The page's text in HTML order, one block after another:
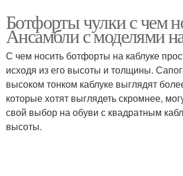
Ботфорты чулки с чем
Ансамбли с моделями
С чем носить ботфорты на каблуке
исходя из его высоты и толщины.
высоком тонком каблуке выглядят
которые хотят выглядеть скромнее,
свой выбор на обуви с квадратным
высоты.